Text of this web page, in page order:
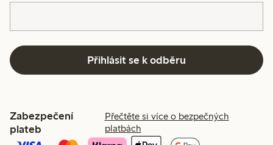
Přihlásit se k odběru
Zabezpečení
plateb
Přečtěte si více o bezpečných
platbách